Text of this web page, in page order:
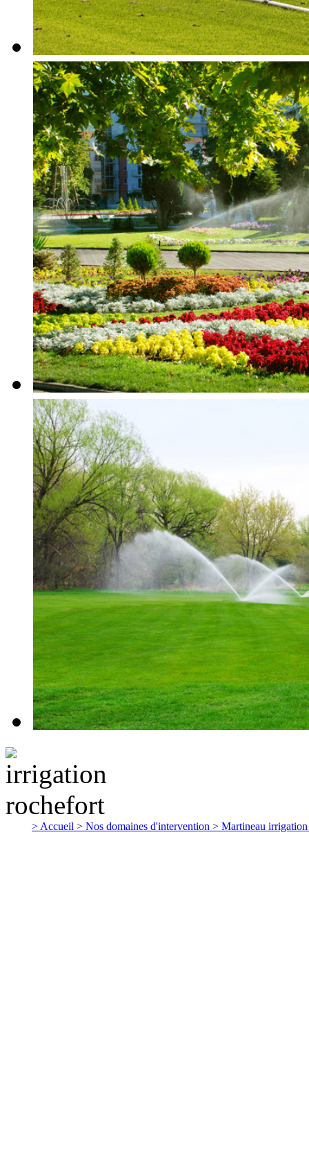
> Accueil > Nos domaines d'intervention > Martineau